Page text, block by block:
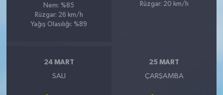
Nem: %85
Rüzgar: 26 km/h
Yağış Olasılığı: %89
Rüzgar: 20 km/h
24 MART
SALI
25 MART
ÇARŞAMBA